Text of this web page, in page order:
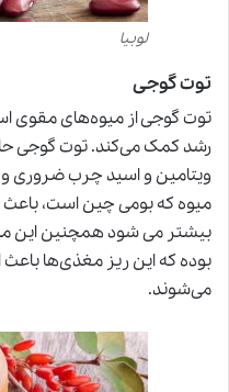
لوبیا
توت گوجی
توت گوجی از میوه‌های مقوی
ویتامین و اسید چرب ضروری
میوه که بومی چین است، باعث
بیشتر می شود همچنین این
بوده که این ریز مغذی‌ها
می‌شوند.